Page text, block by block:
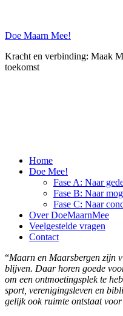
Doe Maarn Mee!
Kracht en verbinding: Maak
toekomst
Home
Doe Mee!
Fase A: Naar
Fase B: Naar
Fase C: Naar
Over DoeMaarnMee
Veelgestelde vragen
Contact
“Maarn en Maarsbergen zijn
blijven. Daar horen goede
om een ontmoetingsplek te
sport, verenigingsleven en
gelijk ook ruimte ontstaat